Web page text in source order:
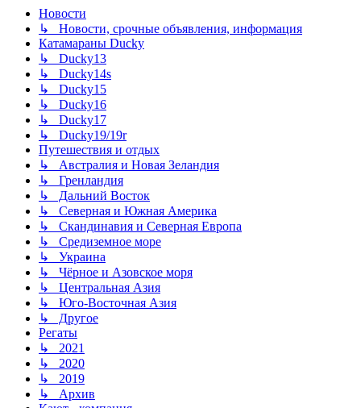
Новости
↳ Новости, срочные объявления, информация
Катамараны Ducky
↳ Ducky13
↳ Ducky14s
↳ Ducky15
↳ Ducky16
↳ Ducky17
↳ Ducky19/19r
Путешествия и отдых
↳ Австралия и Новая Зеландия
↳ Гренландия
↳ Дальний Восток
↳ Северная и Южная Америка
↳ Скандинавия и Северная Европа
↳ Средиземное море
↳ Украина
↳ Чёрное и Азовское моря
↳ Центральная Азия
↳ Юго-Восточная Азия
↳ Другое
Регаты
↳ 2021
↳ 2020
↳ 2019
↳ Архив